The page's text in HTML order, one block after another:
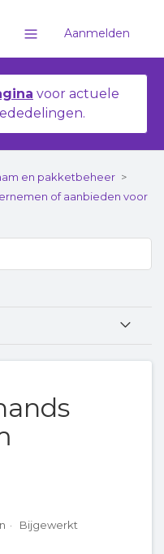
Aanmelden
voor actuele
en pakketbeheer
of aanbieden voor
overnemen
Bijgewerkt